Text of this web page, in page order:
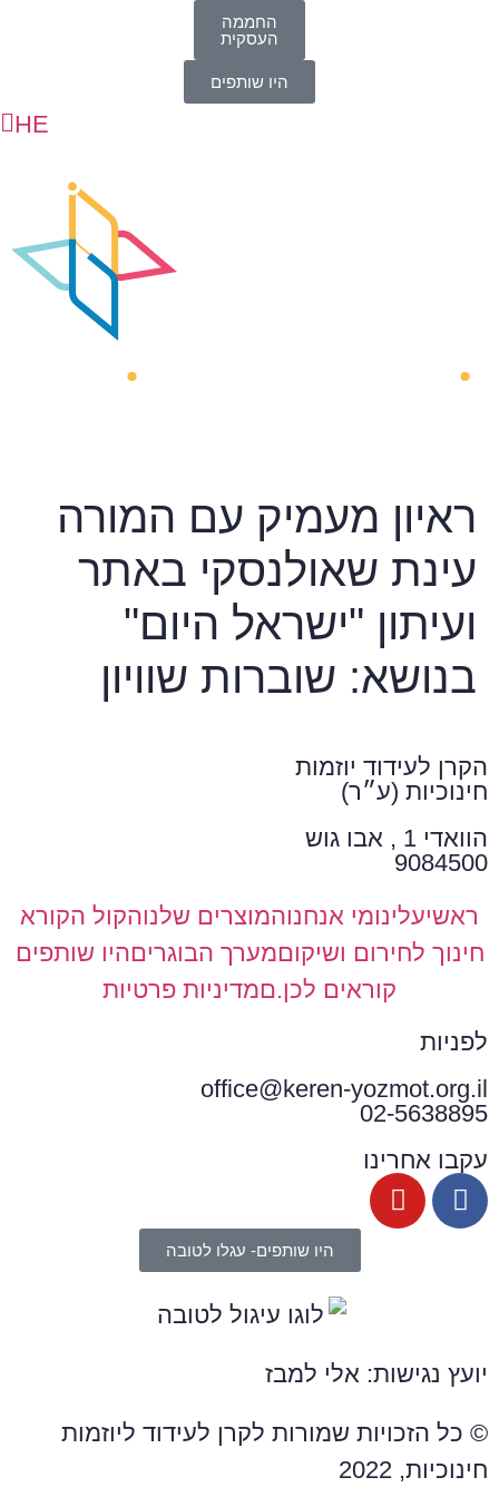
החממה
העסקית
היו שותפים
HE
AR
ראיון מעמיק עם המורה
עינת שאולנסקי באתר
ועיתון "ישראל היום"
בנושא: שוברות שוויון
הקרן לעידוד יוזמות
חינוכיות (ע״ר)
הוואדי 1 , אבו גוש
9084500
ראשיעלינומי אנחנוהמוצרים שלנוהקול הקורא
חינוך לחירום ושיקוםמערך הבוגריםהיו שותפים
קוראים לכן.םמדיניות פרטיות
לפניות
office@keren-yozmot.org.il
02-5638895
עקבו אחרינו
היו שותפים- עגלו לטובה
יועץ נגישות: אלי למבז
© כל הזכויות שמורות לקרן לעידוד ליוזמות
חינוכיות, 2022